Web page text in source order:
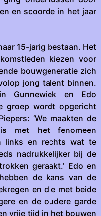
en scoorde in het jaar
15-jarig bestaan. Het
kiezen voor
bouwgeneratie zich
jong talent binnen.
Gunnewiek en Edo
groep wordt opgericht
‘We maakten de
met het fenomeen
links en rechts wat te
nadrukkelijker bij de
geraakt.’ Edo en
de kans van de
en die met beide
en de oudere garde
vrije tijd in het bouwen